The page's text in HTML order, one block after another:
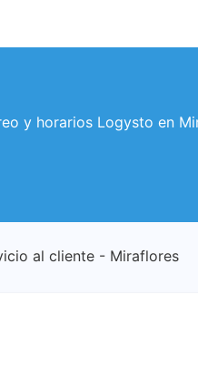
y horarios Logysto en
al cliente - Miraflores